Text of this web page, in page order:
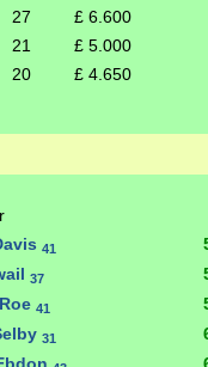
27
£ 6.600
21
£ 5.000
20 £ 4.650
41
37
41
31